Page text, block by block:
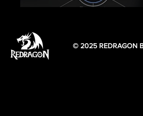
© 2025 REDRAGON